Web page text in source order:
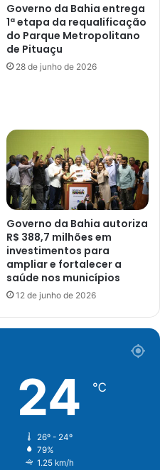
Governo da Bahia entrega
1ª etapa da requalificação
do Parque Metropolitano
de Pituaçu
28 de junho de 2026
Governo da Bahia autoriza
R$ 388,7 milhões em
investimentos para
ampliar e fortalecer a
saúde nos municípios
12 de junho de 2026
24 ℃
26º - 24º
79%
1.25 km/h